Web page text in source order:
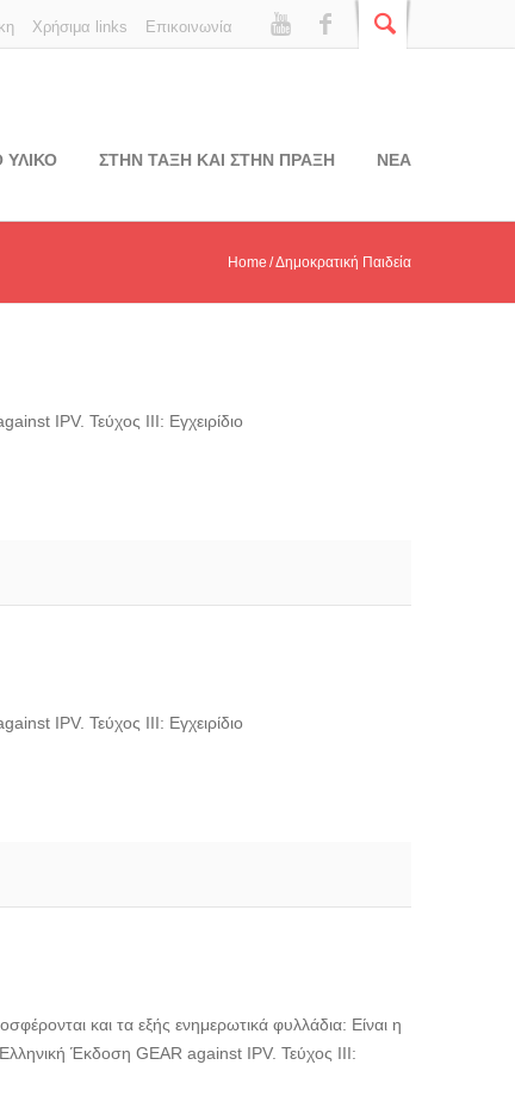
Επικοινωνία
Χρήσιμα links
ΥΛΙΚΟ ΣΤΗΝ ΤΑΞΗ ΚΑΙ ΣΤΗΝ ΠΡΑΞΗ ΝΕΑ
Home Δημοκρατική Παιδεία
IPV. Τεύχος ΙΙΙ: Εγχειρίδιο
IPV. Τεύχος ΙΙΙ: Εγχειρίδιο
και τα εξής ενημερωτικά φυλλάδια: Είναι η
Έκδοση GEAR against IPV. Τεύχος ΙΙΙ: